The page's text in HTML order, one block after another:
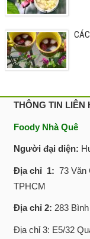
THÔNG TIN LIÊN
Foody Nhà Quê
Người đại diện:
Địa chỉ 1: 73 Văn
TPHCM
Địa chỉ 2: 283
Địa chỉ 3: E5/32